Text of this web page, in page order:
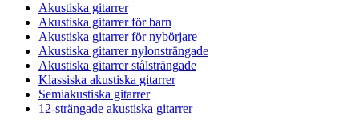
Akustiska gitarrer
Akustiska gitarrer för barn
Akustiska gitarrer för nybörjare
Akustiska gitarrer nylonsträngade
Akustiska gitarrer stålsträngade
Klassiska akustiska gitarrer
Semiakustiska gitarrer
12-strängade akustiska gitarrer